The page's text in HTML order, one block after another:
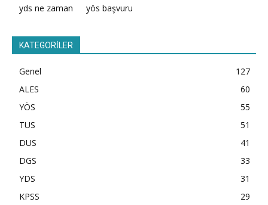
yds ne zaman
yös başvuru
KATEGORİLER
Genel
127
ALES
60
YÖS
55
TUS
51
DUS
41
DGS
33
YDS
31
KPSS
29